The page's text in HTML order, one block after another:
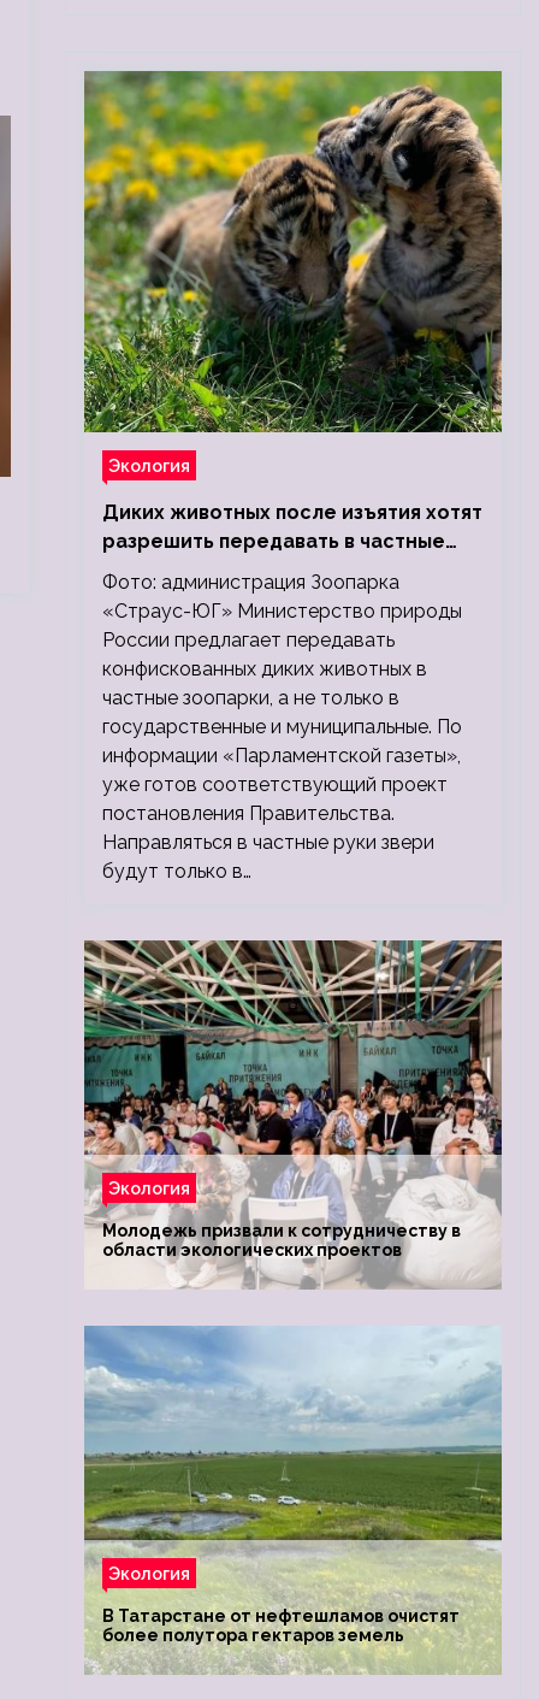
Экология
Диких животных после изъятия хотят
разрешить передавать в частные
зоопарки
Фото: администрация Зоопарка
«Страус-ЮГ» Министерство природы
России предлагает передавать
конфискованных диких животных в
частные зоопарки, а не только в
государственные и муниципальные. По
информации «Парламентской газеты»,
уже готов соответствующий проект
постановления Правительства.
Направляться в частные руки звери
будут только в…
Экология
Молодежь призвали к сотрудничеству в
области экологических проектов
Экология
В Татарстане от нефтешламов очистят
более полутора гектаров земель